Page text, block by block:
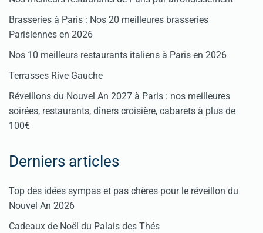
Brasseries à Paris : Nos 20 meilleures brasseries
Parisiennes en 2026
Nos 10 meilleurs restaurants italiens à Paris en 2026
Terrasses Rive Gauche
Réveillons du Nouvel An 2027 à Paris : nos meilleures
soirées, restaurants, dîners croisière, cabarets à plus de
100€
Derniers articles
Top des idées sympas et pas chères pour le réveillon du
Nouvel An 2026
Cadeaux de Noël du Palais des Thés